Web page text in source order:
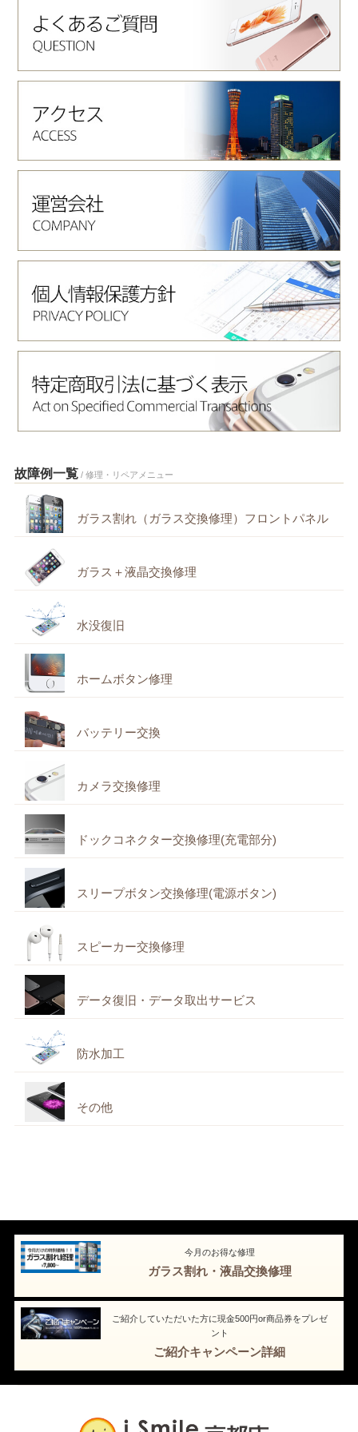
故障例一覧 / 修理・リペアメニュー
ガラス割れ（ガラス交換修理）フロントパネル
ガラス＋液晶交換修理
水没復旧
ホームボタン修理
バッテリー交換
カメラ交換修理
ドックコネクター交換修理(充電部分)
スリープボタン交換修理(電源ボタン)
スピーカー交換修理
データ復旧・データ取出サービス
防水加工
その他
今月のお得な修理
ガラス割れ・液晶交換修理
ご紹介していただいた方に現金500円or商品券をプレゼ
ント
ご紹介キャンペーン詳細